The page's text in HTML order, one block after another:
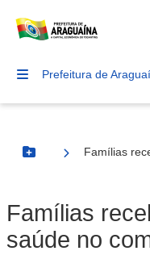
Prefeitura de
Botão Menu
Famílias
Famílias
saúde no